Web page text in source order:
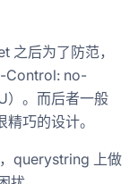
之后为了防范，
Control: no-
）。而后者一般
巧的设计。
querystring 上做